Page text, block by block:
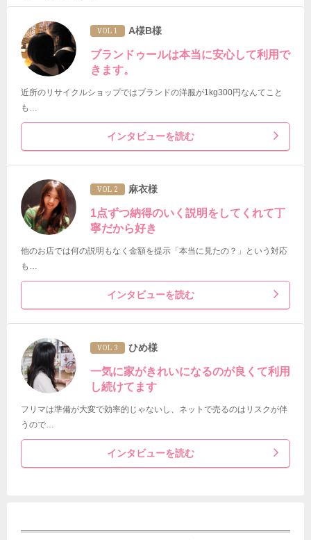
VOL 1 A様B様
ブランドゥールは本当に安心して利用で
きます。
近所のリサイクルショップではブランドの洋服が1kg300円なんてこと
も…
インタビューを読む
VOL 2 麻衣様
1点ずつ納得のいく説明をしてくれて丁
寧だから好き
他のお店では何の説明もなく金額を提示「本当に見たの？」という対応
も…
インタビューを読む
VOL 3 ひめ様
一気に家がきれいになるのが良くて利用
し続けてます
フリマは準備が大変で効率的じゃないし、ネットで売るのはリスクが伴
うので…
インタビューを読む